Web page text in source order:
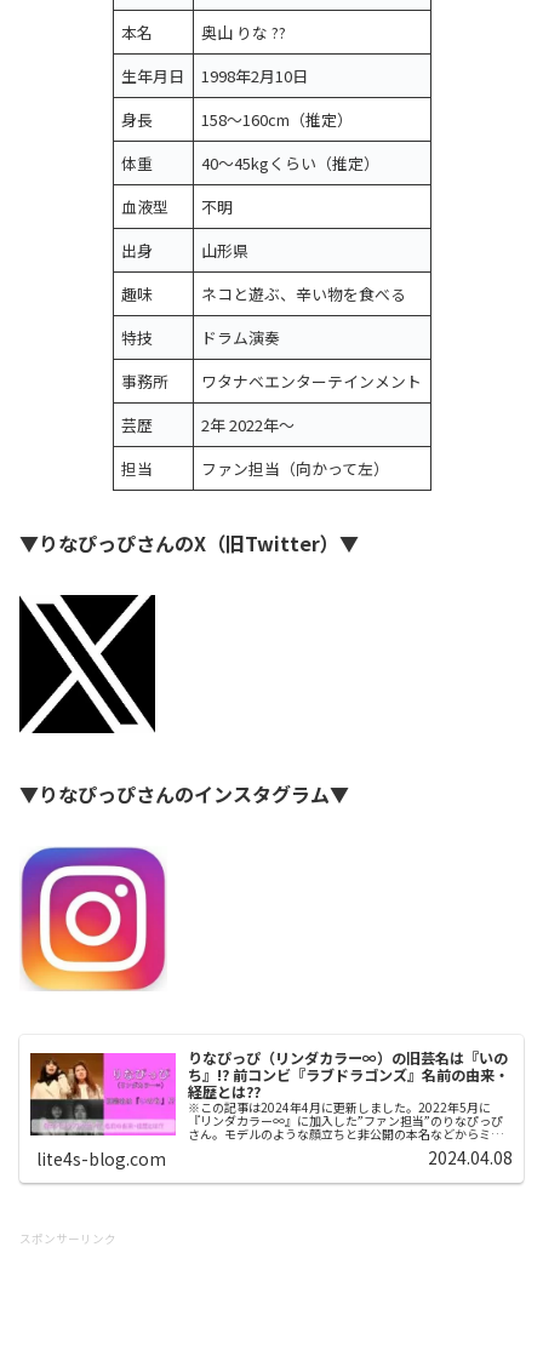
本名
奥山 りな ??
生年月日
1998年2月10日
身長
158～160cm（推定）
体重
40～45kgくらい（推定）
血液型
不明
出身
山形県
趣味
ネコと遊ぶ、辛い物を食べる
特技
ドラム演奏
事務所
ワタナベエンターテインメント
芸歴
2年 2022年～
担当
ファン担当（向かって左）
▼りなぴっぴさんのX（旧Twitter）▼
▼りなぴっぴさんのインスタグラム▼
りなぴっぴ（リンダカラー∞）の旧芸名は『いの
ち』!? 前コンビ『ラブドラゴンズ』名前の由来・
経歴とは??
※この記事は2024年4月に更新しました。2022年5月に
『リンダカラー∞』に加入した”ファン担当”のりなぴっぴ
さん。モデルのような顔立ちと非公開の本名などからミス
テリアスな美人芸人として注目を集めています。2024年4
lite4s-blog.com 2024.04.08
スポンサーリンク